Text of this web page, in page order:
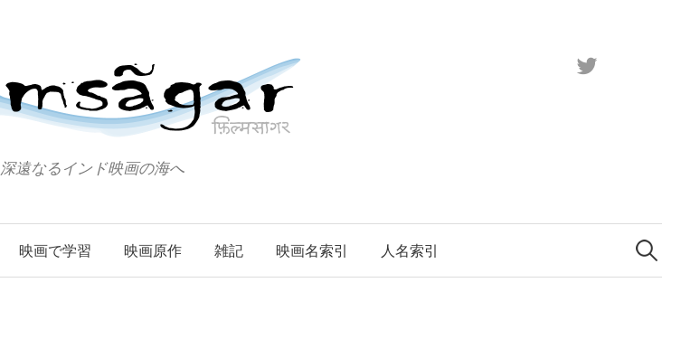
深遠なるインド映画の海へ
映画で学習 映画原作 雑記 映画名索引 人名索引
検
索: